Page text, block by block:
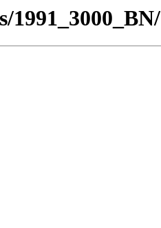
1991_3000_BN/